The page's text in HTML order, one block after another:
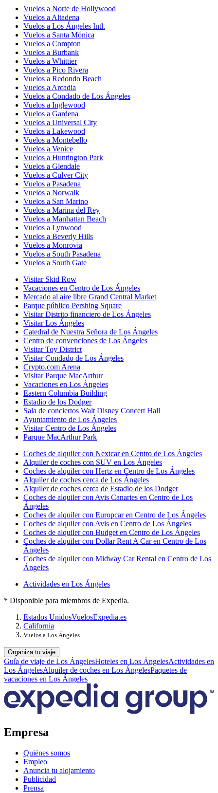
Vuelos a Norte de Hollywood
Vuelos a Altadena
Vuelos a Los Ángeles Intl.
Vuelos a Santa Mónica
Vuelos a Compton
Vuelos a Burbank
Vuelos a Whittier
Vuelos a Pico Rivera
Vuelos a Redondo Beach
Vuelos a Arcadia
Vuelos a Condado de Los Ángeles
Vuelos a Inglewood
Vuelos a Gardena
Vuelos a Universal City
Vuelos a Lakewood
Vuelos a Montebello
Vuelos a Venice
Vuelos a Huntington Park
Vuelos a Glendale
Vuelos a Culver City
Vuelos a Pasadena
Vuelos a Norwalk
Vuelos a San Marino
Vuelos a Marina del Rey
Vuelos a Manhattan Beach
Vuelos a Lynwood
Vuelos a Beverly Hills
Vuelos a Monrovia
Vuelos a South Pasadena
Vuelos a South Gate
Visitar Skid Row
Vacaciones en Centro de Los Ángeles
Mercado al aire libre Grand Central Market
Parque público Pershing Square
Visitar Distrito financiero de Los Ángeles
Visitar Los Ángeles
Catedral de Nuestra Señora de Los Ángeles
Centro de convenciones de Los Ángeles
Visitar Toy District
Visitar Condado de Los Ángeles
Crypto.com Arena
Visitar Parque MacArthur
Vacaciones en Los Ángeles
Eastern Columbia Building
Estadio de los Dodger
Sala de conciertos Walt Disney Concert Hall
Ayuntamiento de Los Ángeles
Visitar Centro de Los Ángeles
Parque MacArthur Park
Coches de alquiler con Nextcar en Centro de Los Ángeles
Alquiler de coches con SUV en Los Ángeles
Coches de alquiler con Hertz en Centro de Los Ángeles
Alquiler de coches cerca de Los Ángeles
Alquiler de coches cerca de Estadio de los Dodger
Coches de alquiler con Avis Canaries en Centro de Los
Ángeles
Coches de alquiler con Europcar en Centro de Los Ángeles
Coches de alquiler con Avis en Centro de Los Ángeles
Coches de alquiler con Budget en Centro de Los Ángeles
Coches de alquiler con Dollar Rent A Car en Centro de Los
Ángeles
Coches de alquiler con Midway Car Rental en Centro de Los
Ángeles
Actividades en Los Ángeles
* Disponible para miembros de Expedia.
Estados UnidosVuelosExpedia.es
California
Vuelos a Los Ángeles
Organiza tu viaje
Guía de viaje de Los ÁngelesHoteles en Los ÁngelesActividades en
Los ÁngelesAlquiler de coches en Los ÁngelesPaquetes de
vacaciones en Los Ángeles
Empresa
Quiénes somos
Empleo
Anuncia tu alojamiento
Publicidad
Prensa